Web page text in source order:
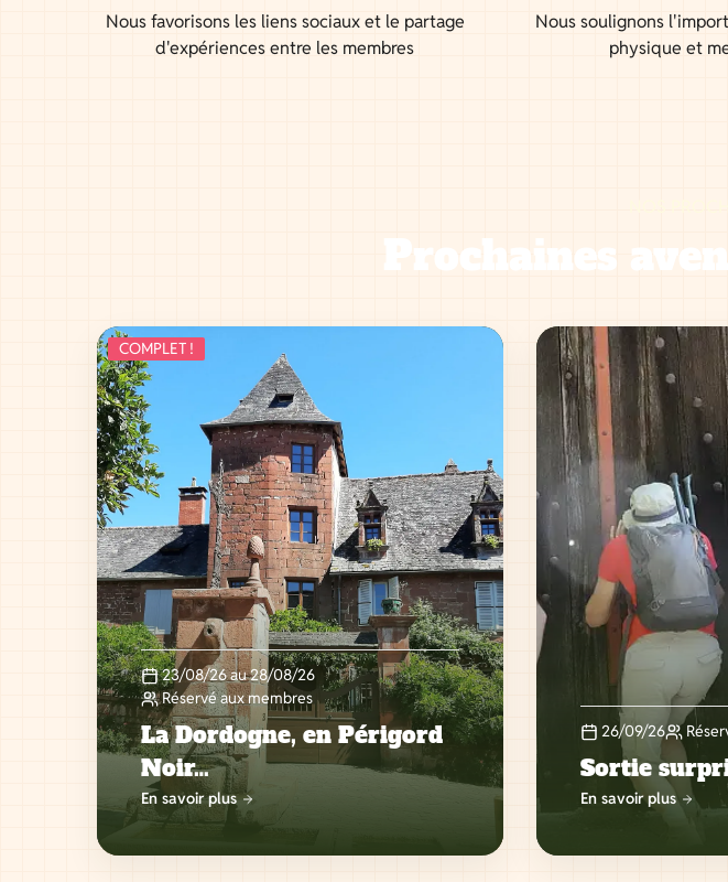
Nous favorisons les liens sociaux et le partage
d'expériences entre les membres
Nous soulignons
physique et
Prochaines
COMPLET !
23/08/26 au 28/08/26
Réservé aux membres
La Dordogne, en Périgord
Noir…
En savoir plus
26/09/26
Sortie
En savoir plus